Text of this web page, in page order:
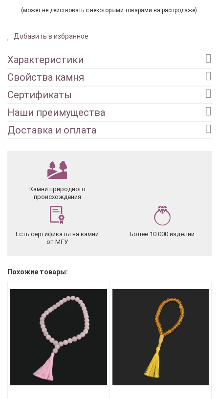
(может не действовать с некоторыми товарами на распродаже).
Добавить в избранное
Характеристики
Свойства камня
Сертификаты
Наши преимущества
Доставка и оплата
Камни природного
происхождения
Есть сертификаты на камни
от МГУ
Более 10 000 изделий
Похожие товары: